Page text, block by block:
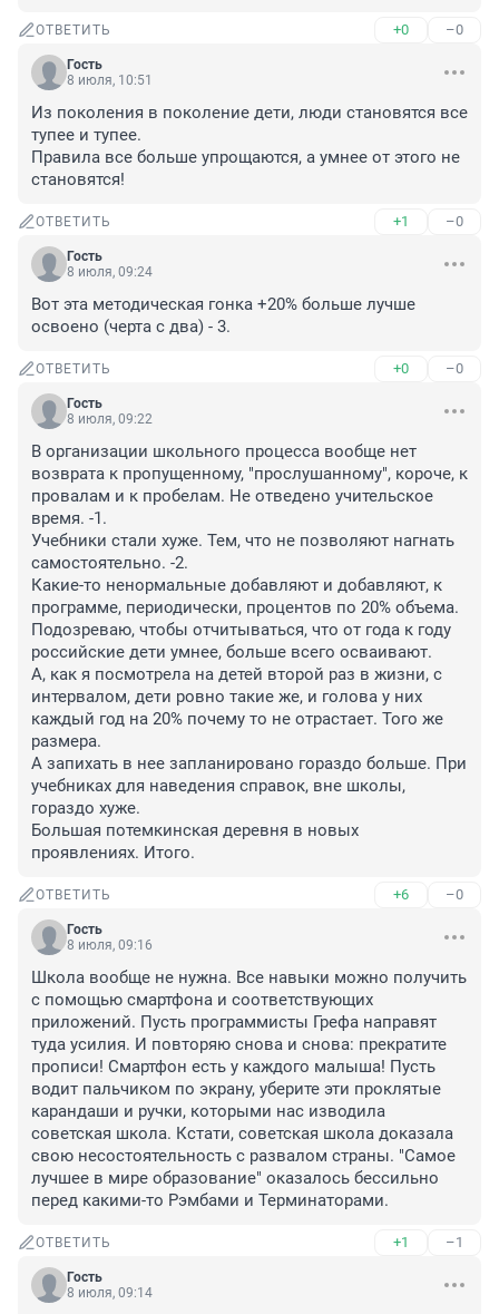
ОТВЕТИТЬ +0 –0
Гость
8 июля, 10:51
Из поколения в поколение дети, люди становятся все
тупее и тупее.
Правила все больше упрощаются, а умнее от этого не
становятся!
ОТВЕТИТЬ +1 –0
Гость
8 июля, 09:24
Вот эта методическая гонка +20% больше лучше
освоено (черта с два) - 3.
ОТВЕТИТЬ +0 –0
Гость
8 июля, 09:22
В организации школьного процесса вообще нет
возврата к пропущенному, "прослушанному", короче, к
провалам и к пробелам. Не отведено учительское
время. -1.
Учебники стали хуже. Тем, что не позволяют нагнать
самостоятельно. -2.
Какие-то ненормальные добавляют и добавляют, к
программе, периодически, процентов по 20% объема.
Подозреваю, чтобы отчитываться, что от года к году
российские дети умнее, больше всего осваивают.
А, как я посмотрела на детей второй раз в жизни, с
интервалом, дети ровно такие же, и голова у них
каждый год на 20% почему то не отрастает. Того же
размера.
А запихать в нее запланировано гораздо больше. При
учебниках для наведения справок, вне школы,
гораздо хуже.
Большая потемкинская деревня в новых
проявлениях. Итого.
ОТВЕТИТЬ +6 –0
Гость
8 июля, 09:16
Школа вообще не нужна. Все навыки можно получить
с помощью смартфона и соответствующих
приложений. Пусть программисты Грефа направят
туда усилия. И повторяю снова и снова: прекратите
прописи! Смартфон есть у каждого малыша! Пусть
водит пальчиком по экрану, уберите эти проклятые
карандаши и ручки, которыми нас изводила
советская школа. Кстати, советская школа доказала
свою несостоятельность с развалом страны. "Самое
лучшее в мире образование" оказалось бессильно
перед какими-то Рэмбами и Терминаторами.
ОТВЕТИТЬ +1 –1
Гость
8 июля, 09:14